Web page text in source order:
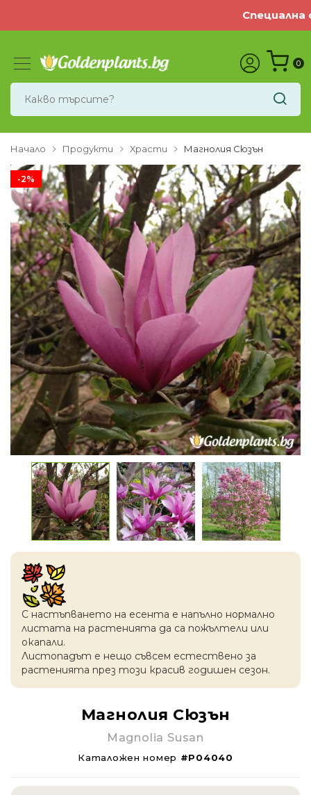
Специална
0
Начало Продукти Храсти Магнолия Сюзън
-2%
С настъпването на есентa е напълно нормално
листата на растенията да са пожълтели или
окапaли.
Листопадът е нещо съвсем естествено за
растенията през този красив годишен сезон.
Магнолия Сюзън
Magnolia Susan
Каталожен номер #P04040